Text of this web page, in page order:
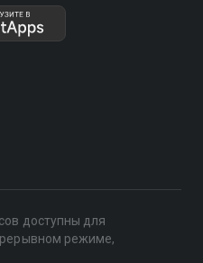
доступны для
режиме,